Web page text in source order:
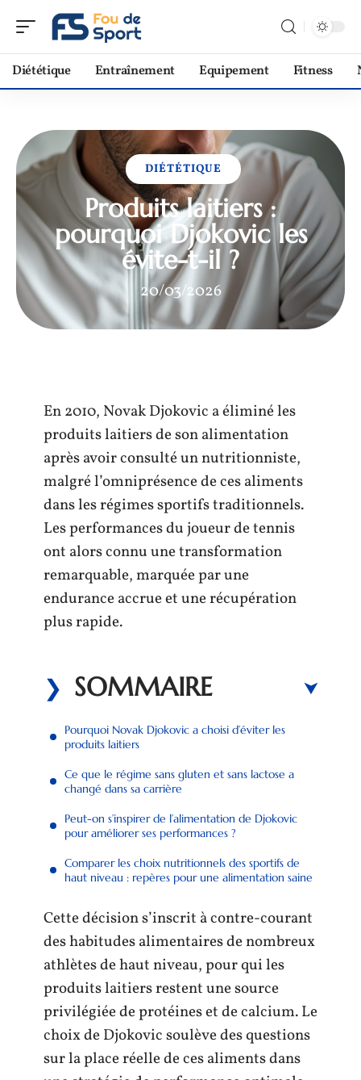
Diététique Entraînement Equipement Fitness
DIÉTÉTIQUE
Produits laitiers :
pourquoi Djokovic les
évite-t-il ?
20/03/2026
En 2010, Novak Djokovic a éliminé les
produits laitiers de son alimentation
après avoir consulté un nutritionniste,
malgré l’omniprésence de ces aliments
dans les régimes sportifs traditionnels.
Les performances du joueur de tennis
ont alors connu une transformation
remarquable, marquée par une
endurance accrue et une récupération
plus rapide.
SOMMAIRE
Pourquoi Novak Djokovic a choisi d’éviter les
produits laitiers
Ce que le régime sans gluten et sans lactose a
changé dans sa carrière
Peut-on s’inspirer de l’alimentation de Djokovic
pour améliorer ses performances ?
Comparer les choix nutritionnels des sportifs de
haut niveau : repères pour une alimentation saine
Cette décision s’inscrit à contre-courant
des habitudes alimentaires de nombreux
athlètes de haut niveau, pour qui les
produits laitiers restent une source
privilégiée de protéines et de calcium. Le
choix de Djokovic soulève des questions
sur la place réelle de ces aliments dans